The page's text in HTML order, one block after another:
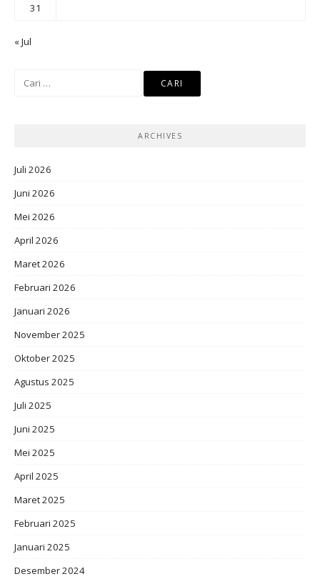
31
« Jul
ARCHIVES
Juli 2026
Juni 2026
Mei 2026
April 2026
Maret 2026
Februari 2026
Januari 2026
November 2025
Oktober 2025
Agustus 2025
Juli 2025
Juni 2025
Mei 2025
April 2025
Maret 2025
Februari 2025
Januari 2025
Desember 2024